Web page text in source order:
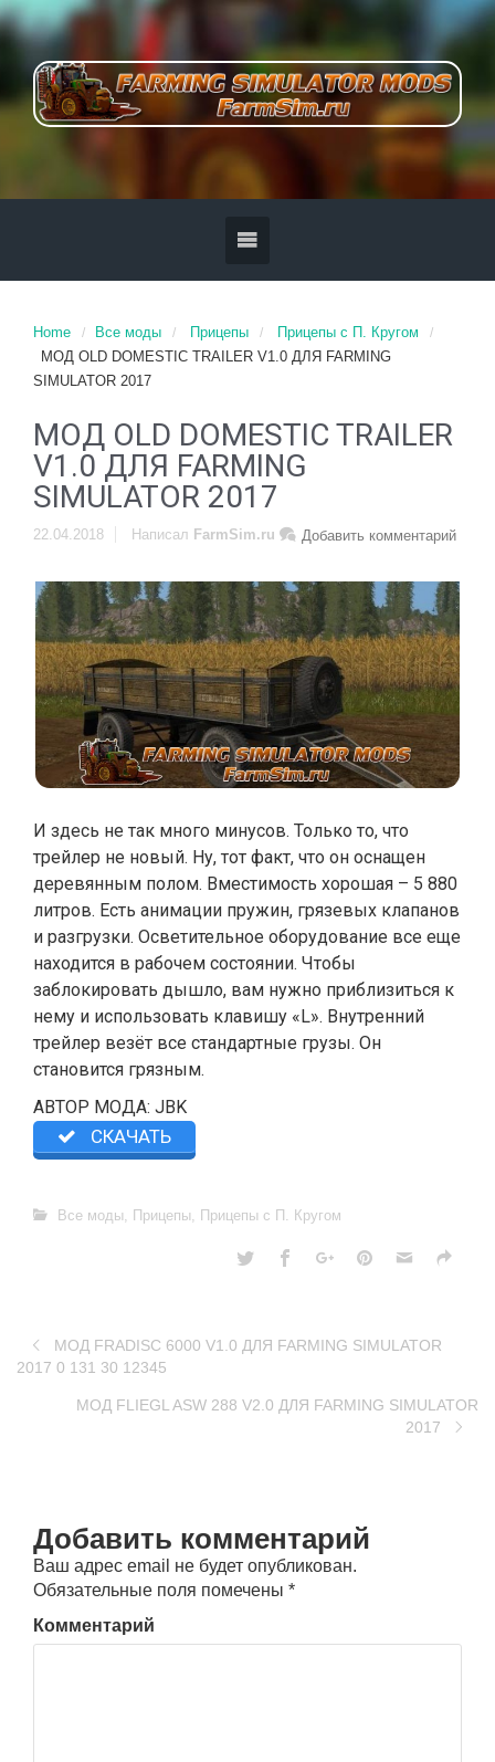
Home Все моды Прицепы
Прицепы с П. Кругом
МОД OLD DOMESTIC TRAILER V1.0 ДЛЯ FARMING
SIMULATOR 2017
МОД OLD DOMESTIC TRAILER
V1.0 ДЛЯ FARMING
SIMULATOR 2017
22.04.2018 Добавить комментарий
Написал FarmSim.ru
И здесь не так много минусов. Только то, что
трейлер не новый. Ну, тот факт, что он оснащен
деревянным полом. Вместимость хорошая – 5 880
литров. Есть анимации пружин, грязевых клапанов
и разгрузки. Осветительное оборудование все еще
находится в рабочем состоянии. Чтобы
заблокировать дышло, вам нужно приблизиться к
нему и использовать клавишу «L». Внутренний
трейлер везёт все стандартные грузы. Он
становится грязным.
АВТОР МОДА: JBK
СКАЧАТЬ
Все моды, Прицепы, Прицепы с П. Кругом
МОД FRADISC 6000 V1.0 ДЛЯ FARMING SIMULATOR
2017 0 131 30 12345
МОД FLIEGL ASW 288 V2.0 ДЛЯ FARMING SIMULATOR
2017
Добавить комментарий
Ваш адрес email не будет опубликован.
Обязательные поля помечены *
Комментарий